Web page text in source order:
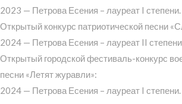
2023 — Петрова Есения – лауреат I степени.
Открытый конкурс патриотической песни
2024 — Петрова Есения – лауреат II
Открытый городской фестиваль-конкурс
песни «Летят журавли»:
2024 — Петрова Есения – лауреат I степени.